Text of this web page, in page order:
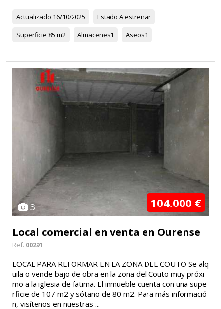
Actualizado 16/10/2025 Estado A estrenar
Superficie 85 m2 Almacenes1 Aseos1
3 104.000 €
Local comercial en venta en Ourense
Ref. 00291
LOCAL PARA REFORMAR EN LA ZONA DEL COUTO Se alq
uila o vende bajo de obra en la zona del Couto muy próxi
mo a la iglesia de fatima. El inmueble cuenta con una supe
rficie de 107 m2 y sótano de 80 m2. Para más informació
n, visítenos en nuestras ...